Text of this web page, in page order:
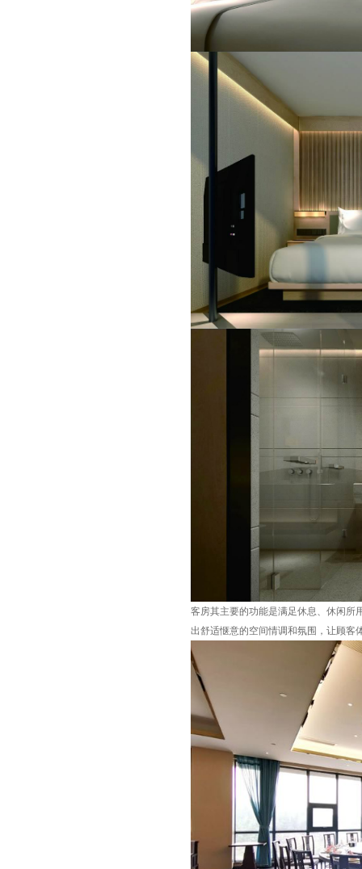
客房其主要的功能是满足休息、休闲所
出舒适惬意的空间情调和氛围，让顾客